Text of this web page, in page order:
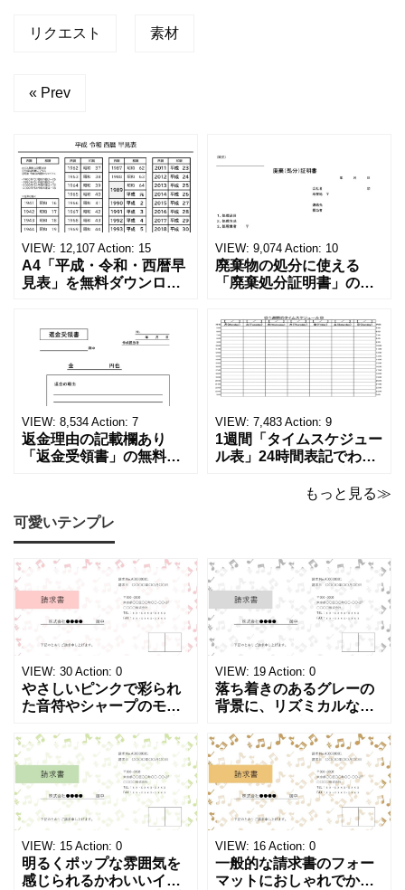
率
上
ま
す。
リ
ク
エ
う
事
で、
イ
ン
ト
を
獲
得
す
る
事
も
可
能
で
す。
リクエスト 素材
« Prev
VIEW: 12,107 Action: 15
A4「平成・令和・西暦早
見表」を無料ダウンロー
る！印刷可能な一覧表！
印刷可能な平成・令和・
西暦早見表を無料ダウン
ロードでご利用いただけ
ます。 パソコンに保存し
ていただくか、A4サイズ
でコピーしてご
VIEW: 9,074 Action: 10
廃棄物の処分に使える
「廃棄処分証明書」の無
ーカーの代理店、回収業
者へおすすめ！(Excel・
Word・PDF)正しく廃棄
されたことを証明する書
類「廃棄処分証明書」の
店や家電メーカーの代理
店、回収
VIEW: 8,534 Action: 7
返金理由の記載欄あり
「返金受領書」の無料テ
め！過払い･誤入金などが
発生した際にも使える、
モノクロでシンプルな
「返金領収書」のテンプ
レートとなります。 A4縦
型サイズで用紙に印
VIEW: 7,483 Action: 9
1週間「タイムスケジュー
ル表」24時間表記でわか
ト！A4横型ExcelやWord
表になります。 A4横型サ
イズの無料テンプレート
で、Excel・Wo
もっと見る≫
可愛いテンプレ
VIEW: 30 Action: 0
やさしいピンクで彩られ
た音符やシャープのモチ
がる、キュートで華やか
な請求書テンプレートで
す。出演料、演奏ギャ
ラ、取材費請求、イベン
ト請求などの書類作成に
ご活用ください。 表の項
目は現在は品目、数量、
単価、金額になってい
VIEW: 19 Action: 0
落ち着きのあるグレーの
背景に、リズミカルな音
が浮かぶ、シンプルでス
タイリッシュな請求書テ
ンプレートです。シック
で洗練されたモノトーン
調のカラーは、モノクロ
印刷、FAX送信にも使え
るデザインです。 大人の
音楽教室やプライ
VIEW: 15 Action: 0
明るくポップな雰囲気を
感じられるかわいいイラ
VIEW: 16 Action: 0
一般的な請求書のフォー
マットにおしゃれでかわ